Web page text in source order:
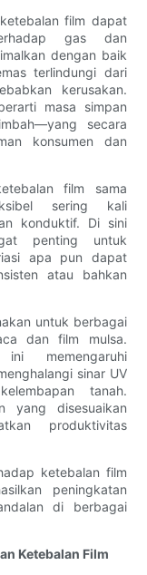
film dapat
gas dan
dengan baik
terlindungi dari
kerusakan.
masa simpan
secara
konsumen dan
film sama
sering kali
konduktif. Di sini
penting untuk
apa pun dapat
atau bahkan
untuk berbagai
dan film mulsa.
memengaruhi
sinar UV
tanah.
yang disesuaikan
produktivitas
ketebalan film
peningkatan
di berbagai
Ketebalan Film